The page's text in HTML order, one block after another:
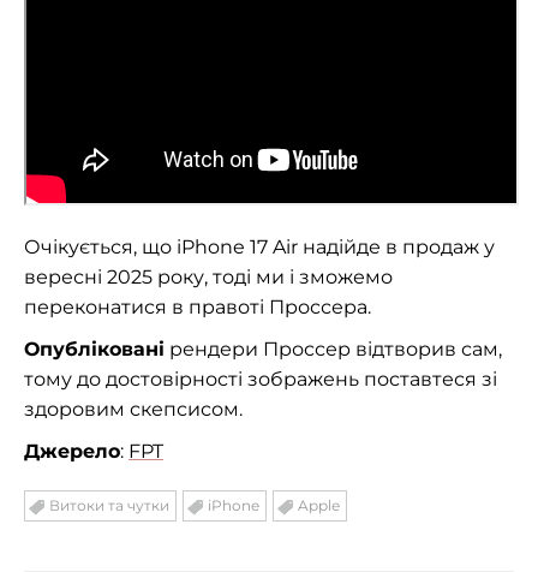
Очікується, що iPhone 17 Air надійде в продаж у
вересні 2025 року, тоді ми і зможемо
переконатися в правоті Проссера.
Опубліковані рендери Проссер відтворив сам,
тому до достовірності зображень поставтеся зі
здоровим скепсисом.
Джерело: FPT
Витоки та чутки iPhone Apple